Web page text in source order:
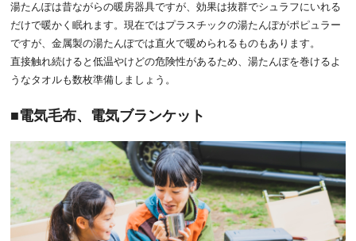
湯たんぽは昔ながらの暖房器具ですが、効果は抜群でシュラフにいれる
だけで暖かく眠れます。現在ではプラスチックの湯たんぽがポピュラー
ですが、金属製の湯たんぽでは直火で暖められるものもあります。
直接触れ続けると低温やけどの危険性があるため、湯たんぽを巻けるよ
うなタオルも数枚準備しましょう。
電気毛布、電気ブランケット